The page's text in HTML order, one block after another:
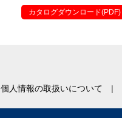
カタログダウンロード(PDF)
個人情報の取扱いについて